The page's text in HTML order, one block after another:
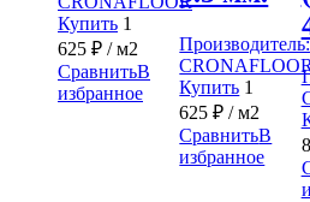
Купить 1
625 ₽ / м2
СравнитьВ
избранное
Производитель:
Купить 1
625₽ / м2
СравнитьВ
избранное